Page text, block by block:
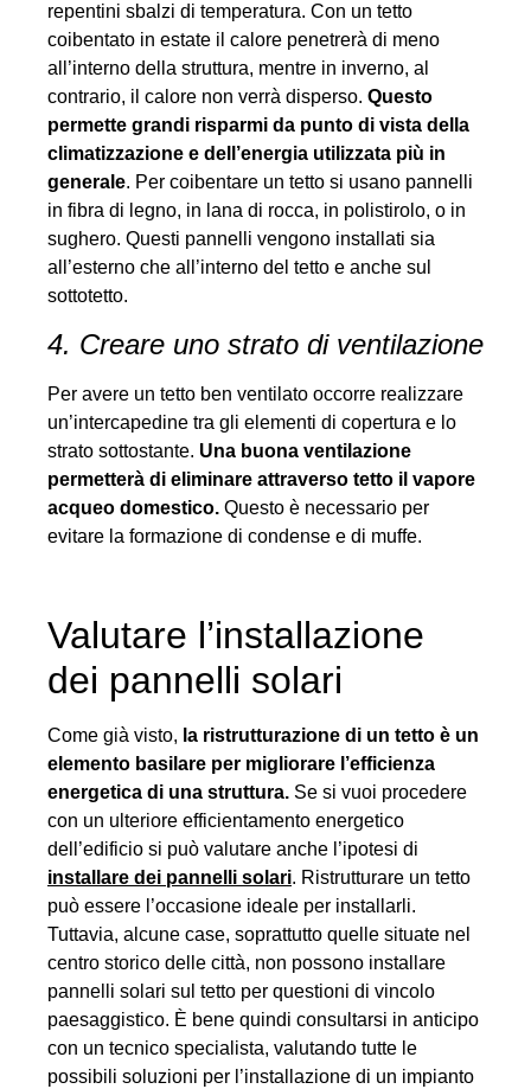
repentini sbalzi di temperatura. Con un tetto
coibentato in estate il calore penetrerà di meno
all’interno della struttura, mentre in inverno, al
contrario, il calore non verrà disperso. Questo
permette grandi risparmi da punto di vista della
climatizzazione e dell’energia utilizzata più in
generale. Per coibentare un tetto si usano pannelli
in fibra di legno, in lana di rocca, in polistirolo, o in
sughero. Questi pannelli vengono installati sia
all’esterno che all’interno del tetto e anche sul
sottotetto.
4. Creare uno strato di ventilazione
Per avere un tetto ben ventilato occorre realizzare
un’intercapedine tra gli elementi di copertura e lo
strato sottostante. Una buona ventilazione
permetterà di eliminare attraverso tetto il vapore
acqueo domestico. Questo è necessario per
evitare la formazione di condense e di muffe.
Valutare l’installazione
dei pannelli solari
Come già visto, la ristrutturazione di un tetto è un
elemento basilare per migliorare l’efficienza
energetica di una struttura. Se si vuoi procedere
con un ulteriore efficientamento energetico
dell’edificio si può valutare anche l’ipotesi di
installare dei pannelli solari. Ristrutturare un tetto
può essere l’occasione ideale per installarli.
Tuttavia, alcune case, soprattutto quelle situate nel
centro storico delle città, non possono installare
pannelli solari sul tetto per questioni di vincolo
paesaggistico. È bene quindi consultarsi in anticipo
con un tecnico specialista, valutando tutte le
possibili soluzioni per l’installazione di un impianto